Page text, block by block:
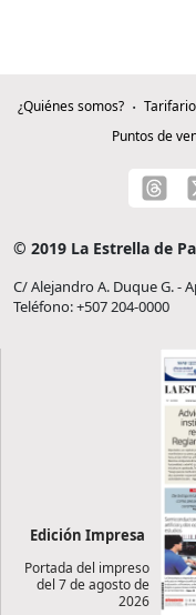
¿Quiénes somos? Tarifario
Puntos de
© 2019 La Estrella de
C/ Alejandro A. Duque G. -
Teléfono: +507 204-0000
Edición Impresa
Portada del impreso
del 7 de agosto de
2026